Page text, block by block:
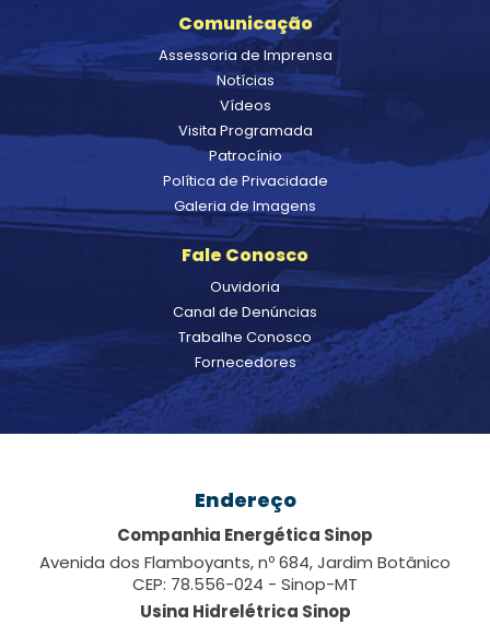
Comunicação
Assessoria de Imprensa
Notícias
Vídeos
Visita Programada
Patrocínio
Política de Privacidade
Galeria de Imagens
Fale Conosco
Ouvidoria
Canal de Denúncias
Trabalhe Conosco
Fornecedores
Endereço
Companhia Energética Sinop
Avenida dos Flamboyants, nº 684, Jardim Botânico
CEP: 78.556-024 - Sinop-MT
Usina Hidrelétrica Sinop